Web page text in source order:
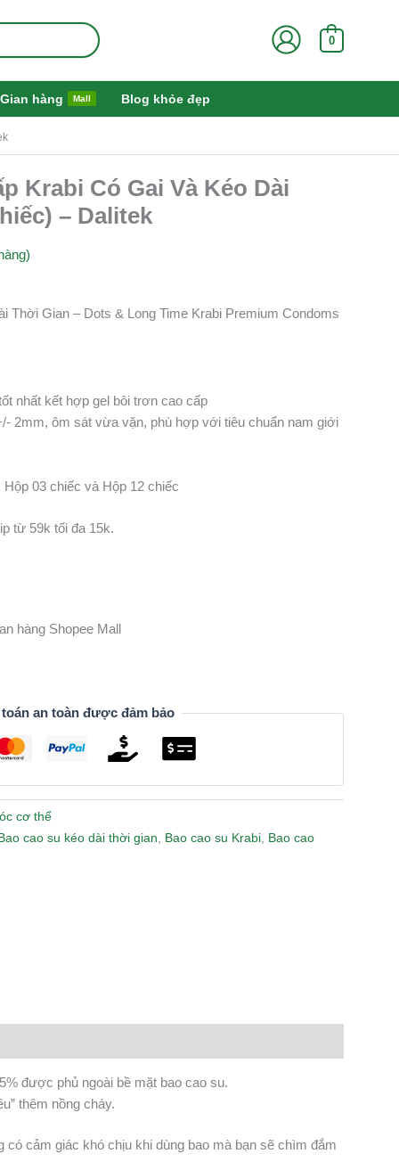
0
Gian hàng Mall Blog khỏe đẹp
Krabi Có Gai Và Kéo Dài
– Dalitek
Thời Gian – Dots & Long Time Krabi Premium Condoms
nhất kết hợp gel bôi trơn cao cấp
2mm, ôm sát vừa vặn, phù hợp với tiêu chuẩn nam giới
03 chiếc và Hộp 12 chiếc
từ 59k tối đa 15k.
hàng Shopee Mall
an toàn được đảm bảo
cơ thể
cao su kéo dài thời gian
Bao cao su Krabi, Bao cao
được phủ ngoài bề mặt bao cao su.
thêm nồng cháy.
cảm giác khó chịu khi dùng bao mà bạn sẽ chìm đắm